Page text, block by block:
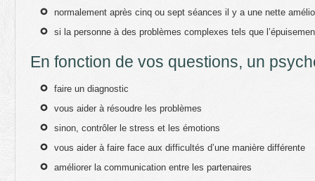
normalement après cinq ou sept séances il y a une nette
si la personne à des problèmes complexes tels que
En fonction de vos questions, un
faire un diagnostic
vous aider à résoudre les problèmes
sinon, contrôler le stress et les émotions
vous aider à faire face aux difficultés d’une manière différente
améliorer la communication entre les partenaires